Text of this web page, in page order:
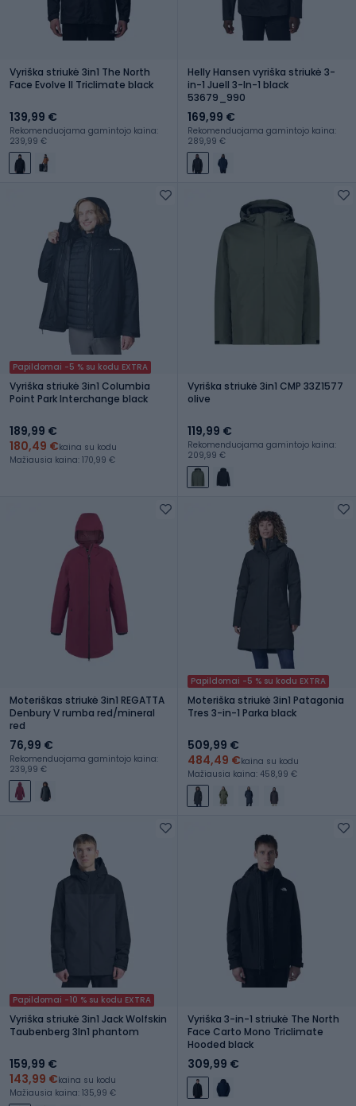
Vyriška striukė 3in1 The North
Face Evolve II Triclimate black
139,99 €
Rekomenduojama gamintojo kaina:
239,99 €
Helly Hansen vyriška striukė 3-
in-1 Juell 3-In-1 black
53679_990
169,99 €
Rekomenduojama gamintojo kaina:
289,99 €
Papildomai -5 % su kodu EXTRA
Vyriška striukė 3in1 Columbia
Point Park Interchange black
189,99 €
180,49 €kaina su kodu
Mažiausia kaina: 170,99 €
Vyriška striukė 3in1 CMP 33Z1577
olive
119,99 €
Rekomenduojama gamintojo kaina:
209,99 €
Moteriškas striukė 3in1 REGATTA
Denbury V rumba red/mineral
red
76,99 €
Rekomenduojama gamintojo kaina:
239,99 €
Papildomai -5 % su kodu EXTRA
Moteriška striukė 3in1 Patagonia
Tres 3-in-1 Parka black
509,99 €
484,49 €kaina su kodu
Mažiausia kaina: 458,99 €
Papildomai -10 % su kodu EXTRA
Vyriška striukė 3in1 Jack Wolfskin
Taubenberg 3In1 phantom
159,99 €
143,99 €kaina su kodu
Mažiausia kaina: 135,99 €
Vyriška 3-in-1 striukė The North
Face Carto Mono Triclimate
Hooded black
309,99 €